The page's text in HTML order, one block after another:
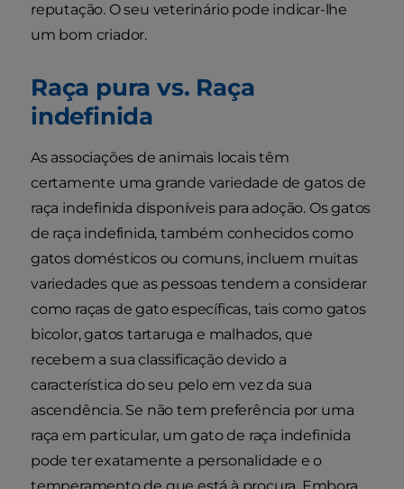
reputação. O seu veterinário pode indicar-lhe
um bom criador.
Raça pura vs. Raça
indefinida
As associações de animais locais têm
certamente uma grande variedade de gatos de
raça indefinida disponíveis para adoção. Os gatos
de raça indefinida, também conhecidos como
gatos domésticos ou comuns, incluem muitas
variedades que as pessoas tendem a considerar
como raças de gato específicas, tais como gatos
bicolor, gatos tartaruga e malhados, que
recebem a sua classificação devido a
característica do seu pelo em vez da sua
ascendência. Se não tem preferência por uma
raça em particular, um gato de raça indefinida
pode ter exatamente a personalidade e o
temperamento de que está à procura. Embora